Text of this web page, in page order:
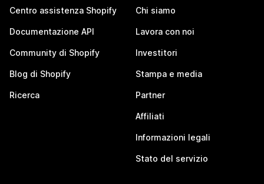
Centro assistenza Shopify
Documentazione API
Community di Shopify
Blog di Shopify
Ricerca
Chi siamo
Lavora con noi
Investitori
Stampa e media
Partner
Affiliati
Informazioni legali
Stato del servizio